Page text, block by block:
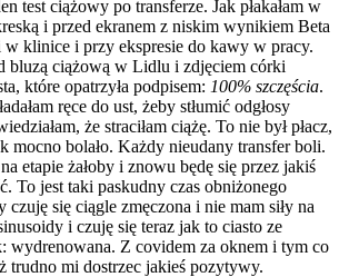
test ciążowy po transferze. Jak płakałam w
i przed ekranem z niskim wynikiem Beta
klinice i przy ekspresie do kawy w pracy.
bluzą ciążową w Lidlu i zdjęciem córki
które opatrzyła podpisem: 100% szczęścia.
ręce do ust, żeby stłumić odgłosy
że straciłam ciążę. To nie był płacz,
mocno bolało. Każdy nieudany transfer boli.
etapie żałoby i znowu będę się przez jakiś
To jest taki paskudny czas obniżonego
czuję się ciągle zmęczona i nie mam siły na
i czuję się teraz jak to ciasto ze
wydrenowana. Z covidem za oknem i tym co
trudno mi dostrzec jakieś pozytywy.